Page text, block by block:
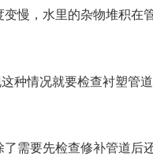
慢，水里的杂物堆积在
种情况就要检查衬塑管
需要先检查修补管道后